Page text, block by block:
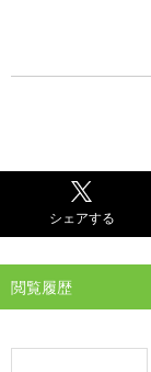
シェアする
閲覧履歴